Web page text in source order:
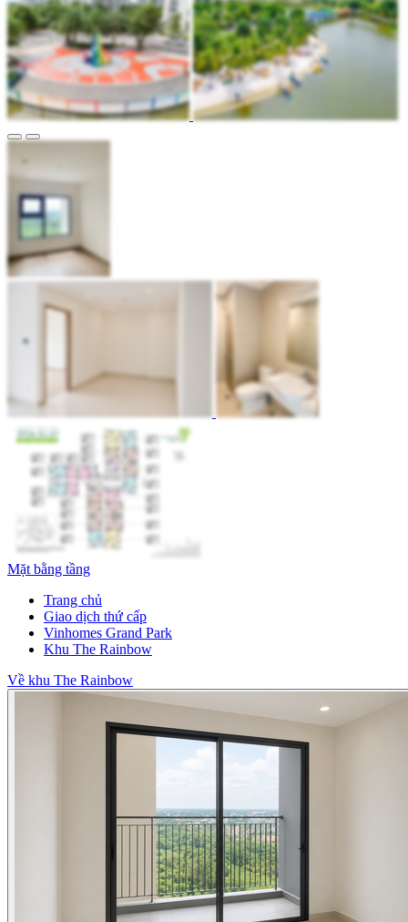
Mặt bằng tầng
Trang chủ
Giao dịch thứ cấp
Vinhomes Grand Park
Khu The Rainbow
Về khu The Rainbow